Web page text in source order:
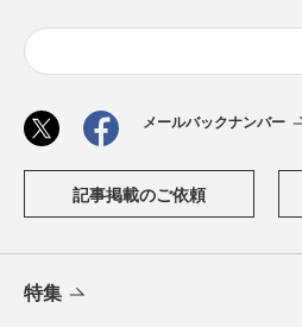
メールバックナンバー
記事掲載のご依頼
特集